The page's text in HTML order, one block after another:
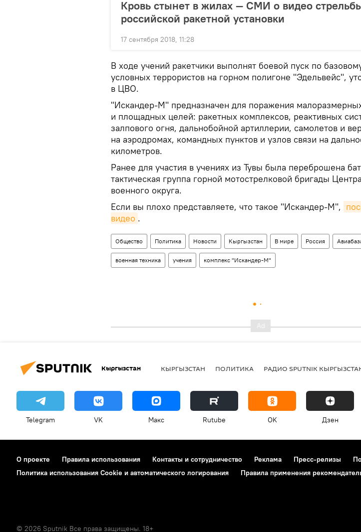
Кровь стынет в жилах — СМИ о видео
российской ракетной установки
17 сентября 2018, 11:28
В ходе учений ракетчики выполнят боевой пуск по
условных террористов на горном полигоне "Эдельвейс",
в ЦВО.
"Искандер-М" предназначен для поражения
и площадных целей: ракетных комплексов, реактивных
залпового огня, дальнобойной артиллерии, самолетов и
на аэродромах, командных пунктов и узлов связи на
километров.
Ранее для участия в учениях из Тувы была переброшена
тактическая группа горной мотострелковой бригады
военного округа.
Если вы плохо представляете, что такое "Искандер-М",
видео .
Общество Политика Новости Кыргызстан В мире Россия
военная техника учения комплекс "Искандер-М"
Кыргызстан КЫРГЫЗСТАН ПОЛИТИКА РАДИО SPUTNIK
Telegram VK Макс Rutube OK Дзен
О проекте Правила использования Контакты и сотрудничество Реклама Пресс-релизы
Политика использования Cookie и автоматического логирования
Правила применения
© 2026 Sputnik Все права защищены. 18+